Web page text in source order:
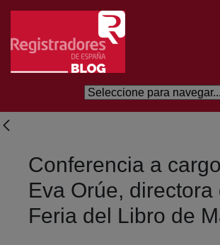
Skip to Main Content
Conferencia a
Eva Orúe, directora
Feria del Libro de